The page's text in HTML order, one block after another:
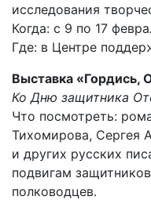
исследования
Когда: с 9 по 17
Где: в Центре
Выставка «Гордись,
Ко Дню защитника
Что посмотреть:
Тихомирова, Сергея
и других русских
подвигам
полководцев.